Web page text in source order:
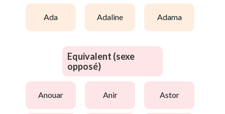
ada adaline adama
Equivalent (sexe
opposé)
anouar anir astor